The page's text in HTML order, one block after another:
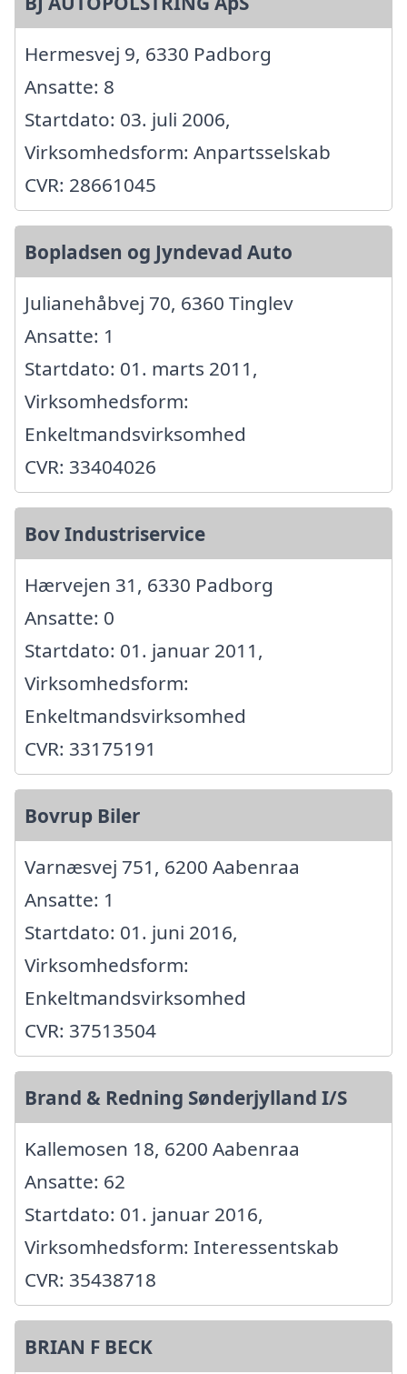
Hermesvej 9, 6330 Padborg
Ansatte: 8
Startdato: 03. juli 2006,
Virksomhedsform: Anpartsselskab
CVR: 28661045
Bopladsen og Jyndevad Auto
Julianehåbvej 70, 6360 Tinglev
Ansatte: 1
Startdato: 01. marts 2011,
Virksomhedsform:
Enkeltmandsvirksomhed
CVR: 33404026
Bov Industriservice
Hærvejen 31, 6330 Padborg
Ansatte: 0
Startdato: 01. januar 2011,
Virksomhedsform:
Enkeltmandsvirksomhed
CVR: 33175191
Bovrup Biler
Varnæsvej 751, 6200 Aabenraa
Ansatte: 1
Startdato: 01. juni 2016,
Virksomhedsform:
Enkeltmandsvirksomhed
CVR: 37513504
Brand & Redning Sønderjylland I/S
Kallemosen 18, 6200 Aabenraa
Ansatte: 62
Startdato: 01. januar 2016,
Virksomhedsform: Interessentskab
CVR: 35438718
BRIAN F BECK